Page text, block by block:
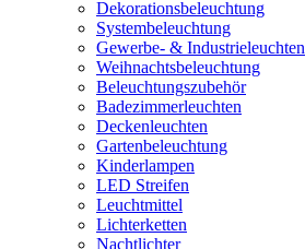
Dekorationsbeleuchtung
Systembeleuchtung
Gewerbe- & Industrieleuchten
Weihnachtsbeleuchtung
Beleuchtungszubehör
Badezimmerleuchten
Deckenleuchten
Gartenbeleuchtung
Kinderlampen
LED Streifen
Leuchtmittel
Lichterketten
Nachtlichter